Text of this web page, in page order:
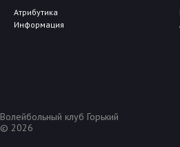
Атрибутика
Информация
Волейбольный клуб Горький
© 2026